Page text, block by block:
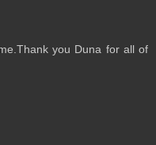
you Duna for all of